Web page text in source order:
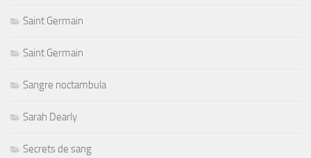
Saint Germain
Saint Germain
Sangre noctambula
Sarah Dearly
Secrets de sang